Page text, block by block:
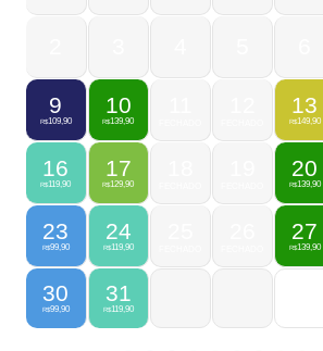
9
R$109,90
10
R$139,90
13
R$149,90
16
R$119,90
17
R$129,90
20
R$139,90
23
R$99,90
24
R$119,90
27
R$139,90
30
R$99,90
31
R$119,90